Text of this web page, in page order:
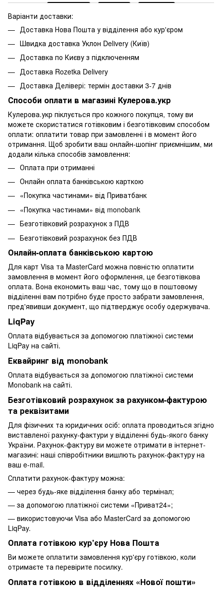
Варіанти доставки:
Доставка Нова Пошта у відділення або кур'єром
Швидка доставка Уклон Delivery (Київ)
Доставка по Києву з підключенням
Доставка Rozetka Delivery
Доставка Делівері: термін доставки 3-7 днів
Способи оплати в магазині Кулерова.укр
Кулерова.укр піклується про кожного покупця, тому ви
можете скористатися готівковим і безготівковим способом
оплати: оплатити товар при замовленні і в момент його
отримання. Щоб зробити ваш онлайн-шопінг приємнішим, ми
додали кілька способів замовлення:
Оплата при отриманні
Онлайн оплата банківською карткою
«Покупка частинами» від Приватбанк
«Покупка частинами» від monobank
Безготівковий розрахунок з ПДВ
Безготівковий розрахунок без ПДВ
Онлайн-оплата банківською картою
Для карт Visa та MasterCard можна повністю оплатити
замовлення в момент його оформлення, це безготівкова
оплата. Вона економить ваш час, тому що в поштовому
відділенні вам потрібно буде просто забрати замовлення,
пред'явивши документ, що підтверджує особу одержувача.
LiqPay
Оплата відбувається за допомогою платіжної системи
LiqPay на сайті.
Еквайринг від monobank
Оплата відбувається за допомогою платіжної системи
Monobank на сайті.
Безготівковий розрахунок за рахунком-фактурою
та реквізитами
Для фізичних та юридичних осіб: оплата проводиться згідно
виставленої рахунку-фактури у відділенні будь-якого банку
України. Рахунок-фактуру ви можете отримати в інтернет-
магазині: наші співробітники вишлють рахунок-фактуру на
ваш e-mail.
Сплатити рахунок-фактуру можна:
— через будь-яке відділення банку або термінал;
— за допомогою платіжної системи «Приват24»;
— використовуючи Visa або MasterCard за допомогою
LiqPay.
Оплата готівкою кур'єру Нова Пошта
Ви можете оплатити замовлення кур'єру готівкою, коли
отримаєте та перевірите посилку.
Оплата готівкою в відділеннях «Нової пошти»